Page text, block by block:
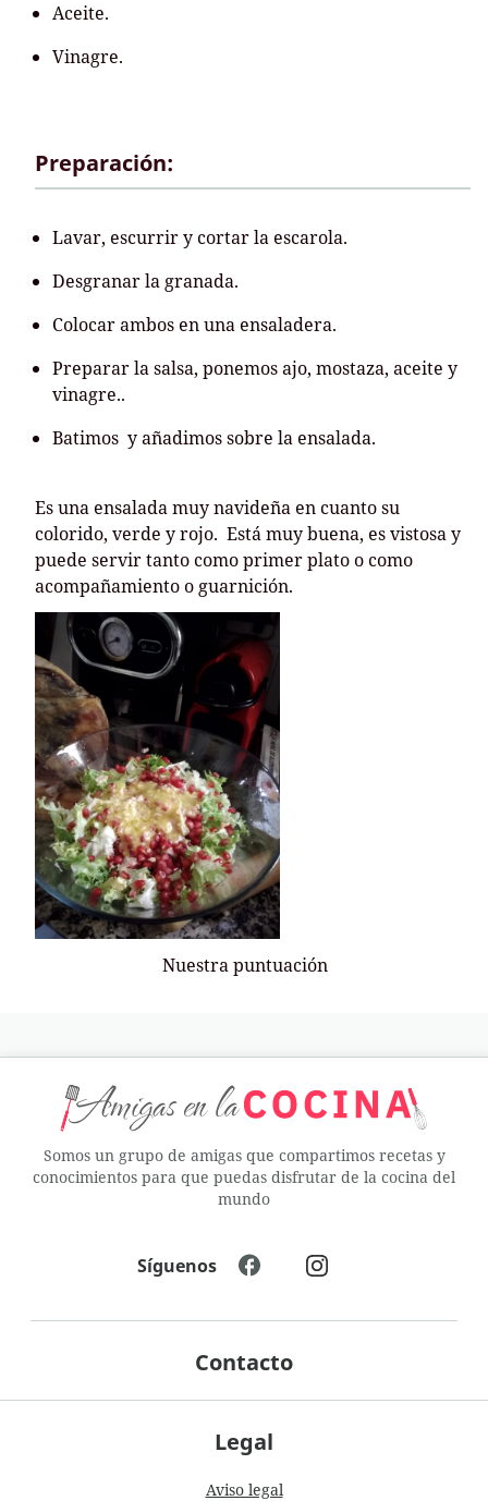
Aceite.
Vinagre.
Preparación:
Lavar, escurrir y cortar la escarola.
Desgranar la granada.
Colocar ambos en una ensaladera.
Preparar la salsa, ponemos ajo, mostaza, aceite y
vinagre..
Batimos y añadimos sobre la ensalada.
Es una ensalada muy navideña en cuanto su
colorido, verde y rojo. Está muy buena, es vistosa y
puede servir tanto como primer plato o como
acompañamiento o guarnición.
Nuestra puntuación
Somos un grupo de amigas que compartimos recetas y
conocimientos para que puedas disfrutar de la cocina del
mundo
Legal
Aviso legal
Contacto
Síguenos